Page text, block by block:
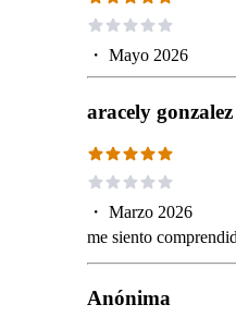
・ Mayo 2026
aracely gonzalez
・ Marzo 2026
me siento
Anónima